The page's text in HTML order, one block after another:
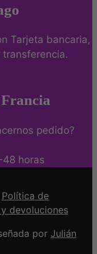
Tarjeta bancaria,
transferencia.
pedido?
horas
Política de
devoluciones
por Julián